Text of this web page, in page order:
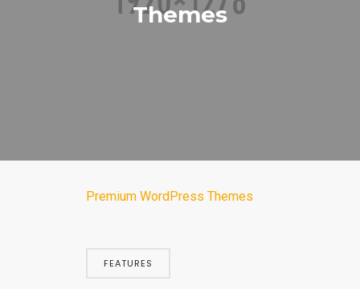
Themes
Premium WordPress Themes
FEATURES